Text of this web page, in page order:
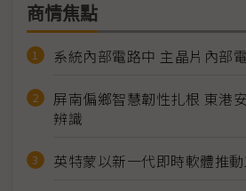
商情焦點
系統內部電路中 主晶片內部
屏南偏鄉智慧韌性扎根 東港
辨識
英特蒙以新一代即時軟體推